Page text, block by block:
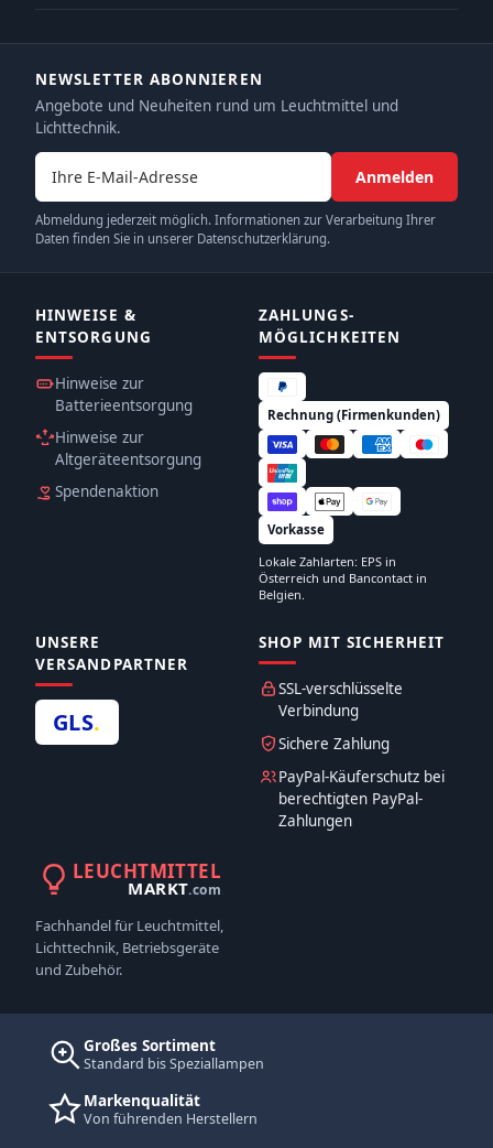
NEWSLETTER ABONNIEREN
Angebote und Neuheiten rund um Leuchtmittel und
Lichttechnik.
E-Mail-Adresse
Anmelden
Abmeldung jederzeit möglich. Informationen zur Verarbeitung Ihrer
Daten finden Sie in unserer Datenschutzerklärung.
HINWEISE &
ENTSORGUNG
Hinweise zur
Batterieentsorgung
Hinweise zur
Altgeräteentsorgung
Spendenaktion
ZAHLUNGS­
MÖGLICHKEITEN
Rechnung (Firmenkunden)
Vorkasse
Lokale Zahlarten: EPS in
Österreich und Bancontact in
Belgien.
UNSERE
VERSANDPARTNER
GLS.
SHOP MIT SICHERHEIT
SSL-verschlüsselte
Verbindung
Sichere Zahlung
PayPal-Käuferschutz bei
berechtigten PayPal-
Zahlungen
LEUCHTMITTEL
MARKT.com
Fachhandel für Leuchtmittel,
Lichttechnik, Betriebsgeräte
und Zubehör.
Großes Sortiment
Standard bis Speziallampen
Markenqualität
Von führenden Herstellern